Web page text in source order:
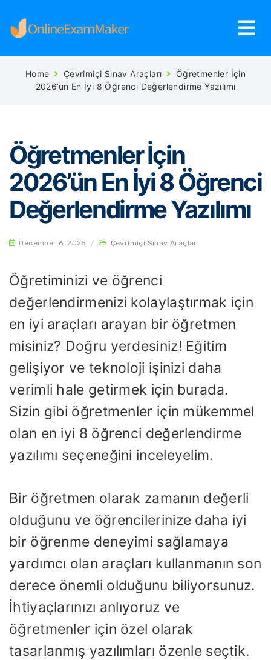
Home Çevrimiçi Sınav Araçları
Öğretmenler İçin
2026’ün En İyi 8 Öğrenci Değerlendirme Yazılımı
Öğretmenler İçin
2026’ün En İyi 8 Öğrenci
Değerlendirme Yazılımı
December 6, 2025 / Çevrimiçi Sınav Araçları
Öğretiminizi ve öğrenci
değerlendirmenizi kolaylaştırmak için
en iyi araçları arayan bir öğretmen
misiniz? Doğru yerdesiniz! Eğitim
gelişiyor ve teknoloji işinizi daha
verimli hale getirmek için burada.
Sizin gibi öğretmenler için mükemmel
olan en iyi 8 öğrenci değerlendirme
yazılımı seçeneğini inceleyelim.
Bir öğretmen olarak zamanın değerli
olduğunu ve öğrencilerinize daha iyi
bir öğrenme deneyimi sağlamaya
yardımcı olan araçları kullanmanın son
derece önemli olduğunu biliyorsunuz.
İhtiyaçlarınızı anlıyoruz ve
öğretmenler için özel olarak
tasarlanmış yazılımları özenle seçtik.